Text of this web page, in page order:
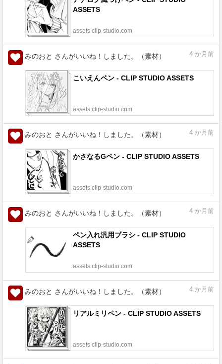
ASSETS
assets.clip-studio.com
みのおと さんがいいね！しました。（素材） 4 か月前
こいえんペン - CLIP STUDIO ASSETS
assets.clip-studio.com
みのおと さんがいいね！しました。（素材） 4 か月前
かさなるGペン - CLIP STUDIO ASSETS
assets.clip-studio.com
みのおと さんがいいね！しました。（素材） 4 か月前
ペン入れ汎用ブラシ - CLIP STUDIO
ASSETS
assets.clip-studio.com
みのおと さんがいいね！しました。（素材） 4 か月前
リアルミリペン - CLIP STUDIO ASSETS
assets.clip-studio.com